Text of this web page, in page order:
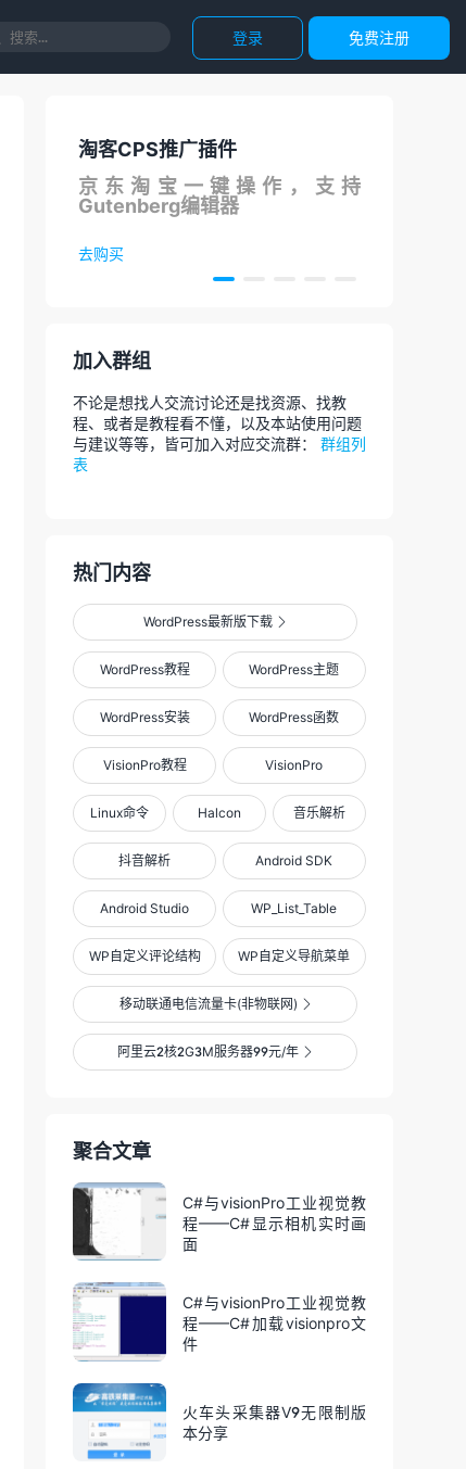
登录 免费注册
淘客CPS推广插件
京东淘宝一键操作，支持
Gutenberg编辑器
去购买
加入群组
不论是想找人交流讨论还是找资源、找教
程、或者是教程看不懂，以及本站使用问题
与建议等等，皆可加入对应交流群： 群组列
表
热门内容
WordPress最新版下载 
WordPress教程 WordPress主题
WordPress安装 WordPress函数
VisionPro教程 VisionPro
Linux命令 Halcon 音乐解析
抖音解析 Android SDK
Android Studio WP_List_Table
WP自定义评论结构 WP自定义导航菜单
移动联通电信流量卡(非物联网) 
阿里云2核2G3M服务器99元/年 
聚合文章
C#与visionPro工业视觉教
程——C#显示相机实时画
面
C#与visionPro工业视觉教
程——C#加载visionpro文
件
火车头采集器V9无限制版
本分享